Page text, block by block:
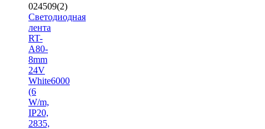
024509(2)
Светодиодная
лента
RT-
A80-
8mm
24V
White6000
(6
W/m,
IP20,
2835,